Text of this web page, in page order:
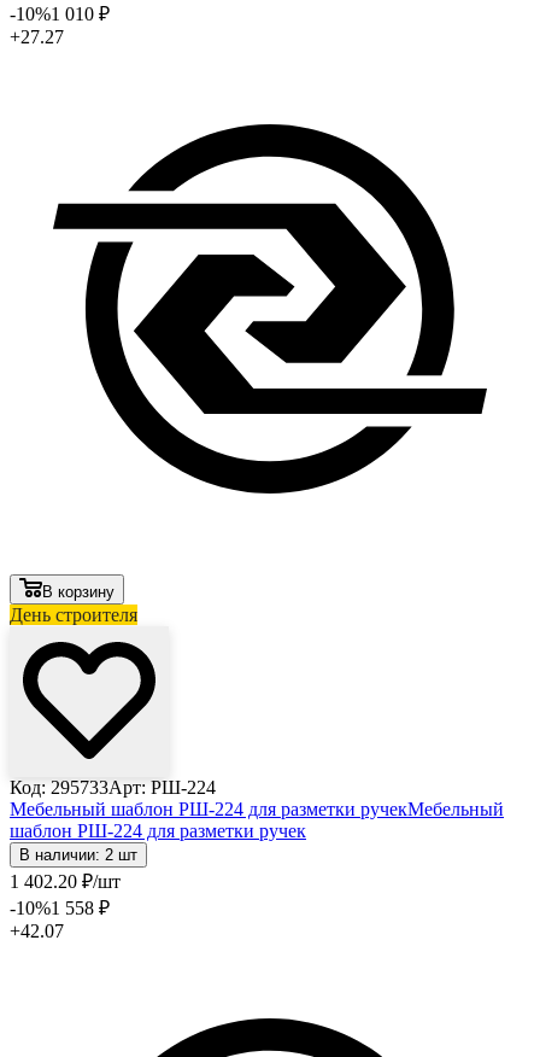
-10%1 010 ₽
+27.27
В корзину
День строителя
Код: 295733Арт: РШ-224
Мебельный шаблон РШ-224 для разметки ручекМебельный
шаблон РШ-224 для разметки ручек
В наличии: 2 шт
1 402.20 ₽/шт
-10%1 558 ₽
+42.07